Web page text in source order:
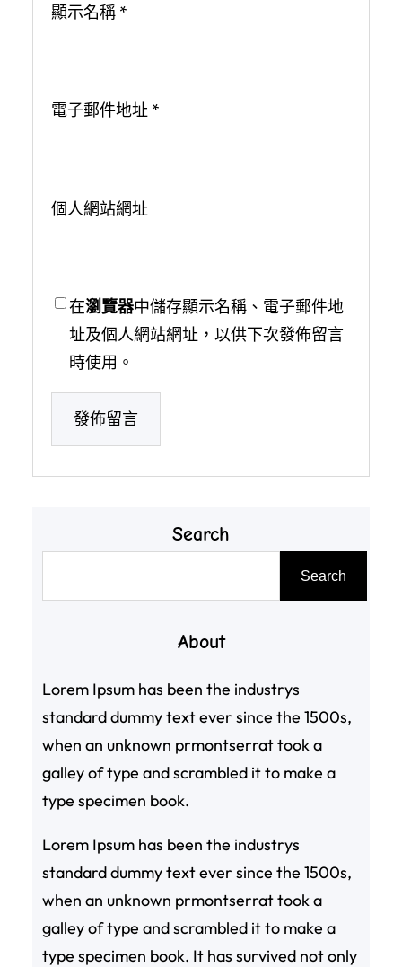
顯示名稱 *
電子郵件地址 *
個人網站網址
在瀏覽器中儲存顯示名稱、電子郵件地
址及個人網站網址，以供下次發佈留言
時使用。
Search
Search
About
Lorem Ipsum has been the industrys
standard dummy text ever since the 1500s,
when an unknown prmontserrat took a
galley of type and scrambled it to make a
type specimen book.
Lorem Ipsum has been the industrys
standard dummy text ever since the 1500s,
when an unknown prmontserrat took a
galley of type and scrambled it to make a
type specimen book. It has survived not only